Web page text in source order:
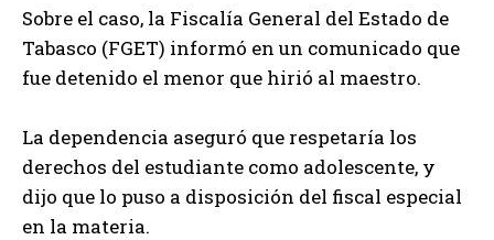
Sobre el caso, la Fiscalía General del Estado de
Tabasco (FGET) informó en un comunicado que
fue detenido el menor que hirió al maestro.
La dependencia aseguró que respetaría los
derechos del estudiante como adolescente, y
dijo que lo puso a disposición del fiscal especial
en la materia.